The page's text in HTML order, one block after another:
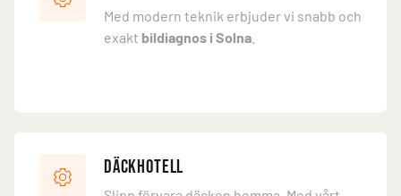
Med modern teknik erbjuder vi snabb och
exakt bildiagnos i Solna
Däckhotell